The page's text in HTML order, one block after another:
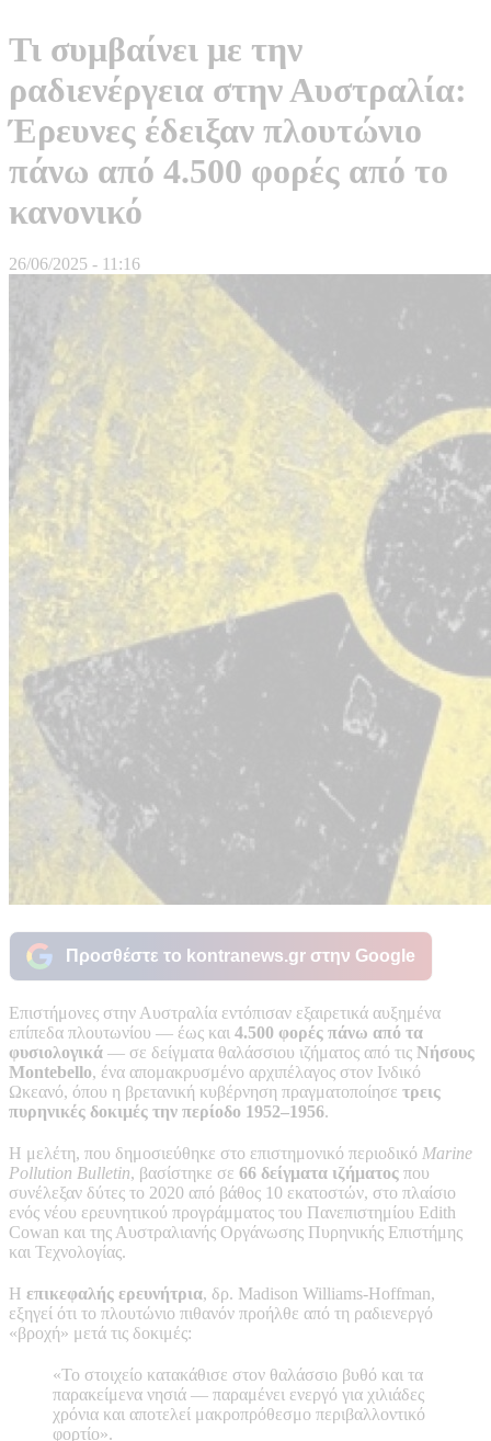
Τι συμβαίνει με την
ραδιενέργεια στην Αυστραλία:
Έρευνες έδειξαν πλουτώνιο
πάνω από 4.500 φορές από το
κανονικό
26/06/2025 - 11:16
Προσθέστε το kontranews.gr στην Google
Επιστήμονες στην Αυστραλία εντόπισαν εξαιρετικά αυξημένα
επίπεδα πλουτωνίου — έως και 4.500 φορές πάνω από τα
φυσιολογικά — σε δείγματα θαλάσσιου ιζήματος από τις Νήσους
Montebello, ένα απομακρυσμένο αρχιπέλαγος στον Ινδικό
Ωκεανό, όπου η βρετανική κυβέρνηση πραγματοποίησε τρεις
πυρηνικές δοκιμές την περίοδο 1952–1956.
Η μελέτη, που δημοσιεύθηκε στο επιστημονικό περιοδικό Marine
Pollution Bulletin, βασίστηκε σε 66 δείγματα ιζήματος που
συνέλεξαν δύτες το 2020 από βάθος 10 εκατοστών, στο πλαίσιο
ενός νέου ερευνητικού προγράμματος του Πανεπιστημίου Edith
Cowan και της Αυστραλιανής Οργάνωσης Πυρηνικής Επιστήμης
και Τεχνολογίας.
Η επικεφαλής ερευνήτρια, δρ. Madison Williams-Hoffman,
εξηγεί ότι το πλουτώνιο πιθανόν προήλθε από τη ραδιενεργό
«βροχή» μετά τις δοκιμές:
«Το στοιχείο κατακάθισε στον θαλάσσιο βυθό και τα
παρακείμενα νησιά — παραμένει ενεργό για χιλιάδες
χρόνια και αποτελεί μακροπρόθεσμο περιβαλλοντικό
φορτίο».